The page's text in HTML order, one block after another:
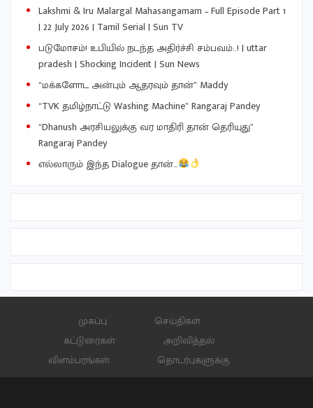
Lakshmi & Iru Malargal Mahasangamam – Full Episode Part 1
| 22 July 2026 | Tamil Serial | Sun TV
படுமோசம்! உபியில் நடந்த அதிர்ச்சி சம்பவம்..! | uttar
pradesh | Shocking Incident | Sun News
“மக்களோட அன்பும் ஆதரவும் தான்” Maddy
“TVK தமிழ்நாட்டு Washing Machine” Rangaraj Pandey
“Dhanush அரசியலுக்கு வர மாதிரி தான் தெரியுது”
Rangaraj Pandey
எல்லாரும் இந்த Dialogue தான்…
முகப்பு
செய்திகள்
கட்டுரைகள்
அறிவித்தல்
விளம்பரங்கள்
தொடர்புகளுக்கு